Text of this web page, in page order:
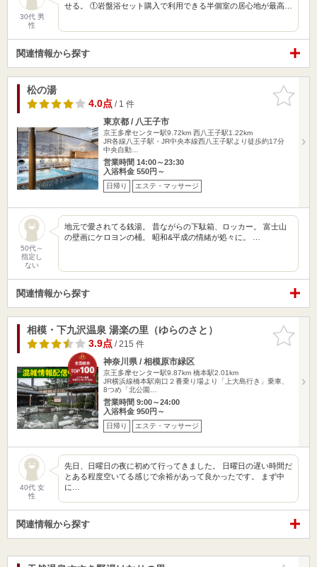
30代 男
性
せる。 ①岩盤浴セット購入で利用できる半個室の居心地が最高…
関連情報から探す
お気に入
りに追加
松の湯
4.0点/ 1 件
東京都 / 八王子市
京王多摩センター駅9.72km 西八王子駅1.22km
JR各線八王子駅・JR中央本線西八王子駅より徒歩約17分
中央自動…
営業時間 14:00～23:30
入浴料金 550円～
日帰り エステ・マッサージ
50代～
指定し
ない
地元で愛されてる銭湯。 昔ながらの下駄箱、ロッカー。 富士山
の壁画にケロヨンの桶。 昭和&平成の情緒が処々に。 …
関連情報から探す
お気に入
りに追加
相模・下九沢温泉 湯楽の里（ゆらのさと）
3.9点/ 215 件
神奈川県 / 相模原市緑区
京王多摩センター駅9.87km 橋本駅2.01km
JR横浜線橋本駅南口２番乗り場より「上大島行き」乗車、
8つめ「北公園…
営業時間 9:00～24:00
入浴料金 950円～
日帰り エステ・マッサージ
40代 女
性
先日、日曜日の夜に初めて行ってきました。 日曜日の遅い時間だ
とある程度空いてる感じで余裕があって良かったです。 まず中
に…
関連情報から探す